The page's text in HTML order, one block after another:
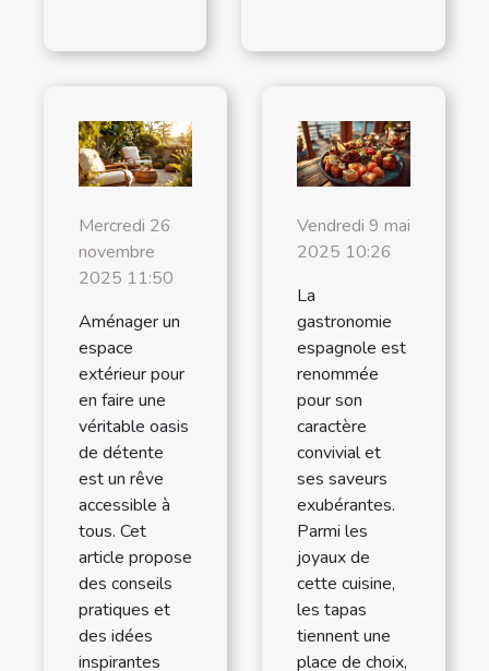
Mercredi 26
novembre
2025 11:50
Aménager un
espace
extérieur pour
en faire une
véritable oasis
de détente
est un rêve
accessible à
tous. Cet
article propose
des conseils
pratiques et
des idées
inspirantes
Vendredi 9 mai
2025 10:26
La
gastronomie
espagnole est
renommée
pour son
caractère
convivial et
ses saveurs
exubérantes.
Parmi les
joyaux de
cette cuisine,
les tapas
tiennent une
place de choix,